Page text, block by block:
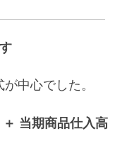
中心でした。
当期商品仕入高